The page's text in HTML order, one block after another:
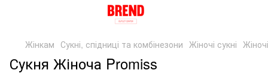
Жінкам Сукні, спідниці та комбінезони Жіночі сукні
Сукня Жіноча Promiss